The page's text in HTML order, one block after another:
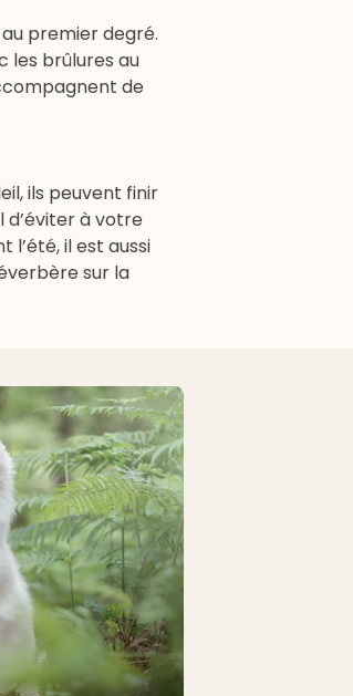
premier degré.
les brûlures au
de
ils peuvent finir
d’éviter à votre
l’été, il est aussi
sur la